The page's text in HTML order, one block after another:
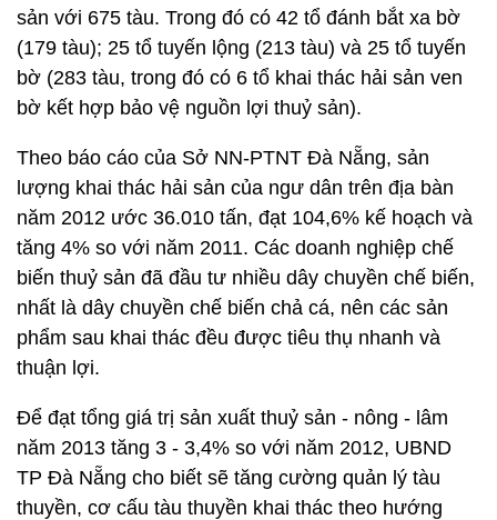
sản với 675 tàu. Trong đó có 42 tổ đánh bắt xa bờ
(179 tàu); 25 tổ tuyến lộng (213 tàu) và 25 tổ tuyến
bờ (283 tàu, trong đó có 6 tổ khai thác hải sản ven
bờ kết hợp bảo vệ nguồn lợi thuỷ sản).
Theo báo cáo của Sở NN-PTNT Đà Nẵng, sản
lượng khai thác hải sản của ngư dân trên địa bàn
năm 2012 ước 36.010 tấn, đạt 104,6% kế hoạch và
tăng 4% so với năm 2011. Các doanh nghiệp chế
biến thuỷ sản đã đầu tư nhiều dây chuyền chế biến,
nhất là dây chuyền chế biến chả cá, nên các sản
phẩm sau khai thác đều được tiêu thụ nhanh và
thuận lợi.
Để đạt tổng giá trị sản xuất thuỷ sản - nông - lâm
năm 2013 tăng 3 - 3,4% so với năm 2012, UBND
TP Đà Nẵng cho biết sẽ tăng cường quản lý tàu
thuyền, cơ cấu tàu thuyền khai thác theo hướng